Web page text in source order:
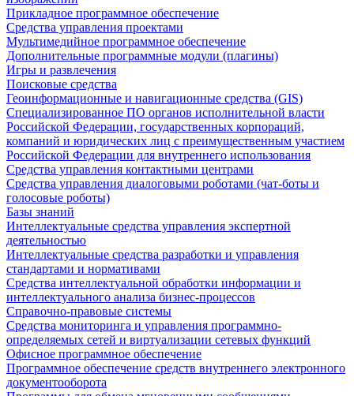
Прикладное программное обеспечение
Средства управления проектами
Мультимедийное программное обеспечение
Дополнительные программные модули (плагины)
Игры и развлечения
Поисковые средства
Геоинформационные и навигационные средства (GIS)
Специализированное ПО органов исполнительной власти
Российской Федерации, государственных корпораций,
компаний и юридических лиц с преимущественным участием
Российской Федерации для внутреннего использования
Средства управления контактными центрами
Средства управления диалоговыми роботами (чат-боты и
голосовые роботы)
Базы знаний
Интеллектуальные средства управления экспертной
деятельностью
Интеллектуальные средства разработки и управления
стандартами и нормативами
Средства интеллектуальной обработки информации и
интеллектуального анализа бизнес-процессов
Справочно-правовые системы
Средства мониторинга и управления программно-
определяемых сетей и виртуализации сетевых функций
Офисное программное обеспечение
Программное обеспечение средств внутреннего электронного
документооборота